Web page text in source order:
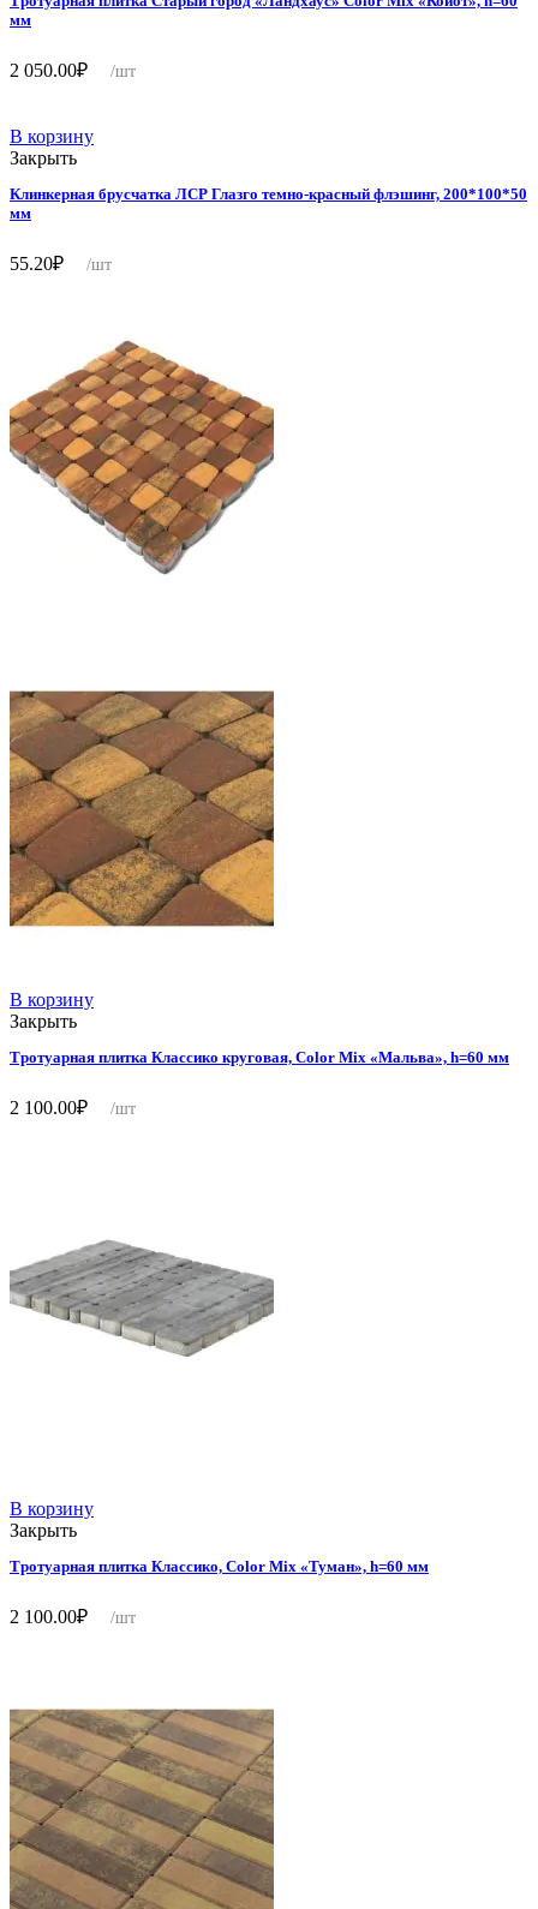
мм
2 050.00₽ /шт
В корзину
Закрыть
Клинкерная брусчатка ЛСР Глазго темно-красный флэшинг, 200*100*50
мм
55.20₽ /шт
В корзину
Закрыть
Тротуарная плитка Классико круговая, Color Mix «Мальва», h=60 мм
2 100.00₽ /шт
В корзину
Закрыть
Тротуарная плитка Классико, Color Mix «Туман», h=60 мм
2 100.00₽ /шт